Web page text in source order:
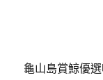
龜山島賞鯨優